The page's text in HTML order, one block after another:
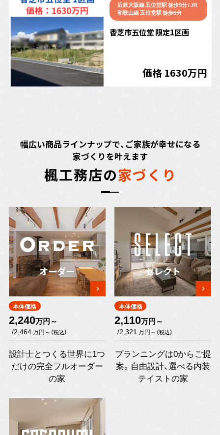
近鉄大阪線 五位堂駅 徒歩9分 / JR
和歌山線 五位堂駅 徒歩6分
香芝市五位堂 限定1区画
価格 1630万円
幅広い商品ラインナップで、ご家族が幸せになる
家づくりを叶えます
楓工務店の家づく り
オーダー
本体価格
2,240万円～
/2,464万円～ （税込）
設計士とつくる世界に1つ
だけの完全フルオーダー
の家
セレクト
本体価格
2,110万円～
/2,321万円～ （税込）
プランニングは0からご提
案。自由設計、選べる内装
テイストの家